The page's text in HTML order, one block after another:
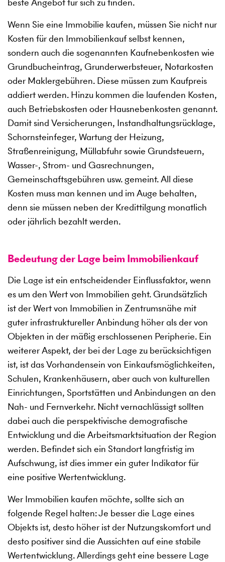
Wenn Sie eine Immobilie kaufen, müssen Sie nicht nur
Kosten für den Immobilienkauf selbst kennen,
sondern auch die sogenannten Kaufnebenkosten wie
Grundbucheintrag, Grunderwerbsteuer, Notarkosten
oder Maklergebühren. Diese müssen zum Kaufpreis
addiert werden. Hinzu kommen die laufenden Kosten,
auch Betriebskosten oder Hausnebenkosten genannt.
Damit sind Versicherungen, Instandhaltungsrücklage,
Schornsteinfeger, Wartung der Heizung,
Straßenreinigung, Müllabfuhr sowie Grundsteuern,
Wasser-, Strom- und Gasrechnungen,
Gemeinschaftsgebühren usw. gemeint. All diese
Kosten muss man kennen und im Auge behalten,
denn sie müssen neben der Kredittilgung monatlich
oder jährlich bezahlt werden.
Bedeutung der Lage beim Immobilienkauf
Die Lage ist ein entscheidender Einflussfaktor, wenn
es um den Wert von Immobilien geht. Grundsätzlich
ist der Wert von Immobilien in Zentrumsnähe mit
guter infrastruktureller Anbindung höher als der von
Objekten in der mäßig erschlossenen Peripherie. Ein
weiterer Aspekt, der bei der Lage zu berücksichtigen
ist, ist das Vorhandensein von Einkaufsmöglichkeiten,
Schulen, Krankenhäusern, aber auch von kulturellen
Einrichtungen, Sportstätten und Anbindungen an den
Nah- und Fernverkehr. Nicht vernachlässigt sollten
dabei auch die perspektivische demografische
Entwicklung und die Arbeitsmarktsituation der Region
werden. Befindet sich ein Standort langfristig im
Aufschwung, ist dies immer ein guter Indikator für
eine positive Wertentwicklung.
Wer Immobilien kaufen möchte, sollte sich an
folgende Regel halten: Je besser die Lage eines
Objekts ist, desto höher ist der Nutzungskomfort und
desto positiver sind die Aussichten auf eine stabile
Wertentwicklung. Allerdings geht eine bessere Lage